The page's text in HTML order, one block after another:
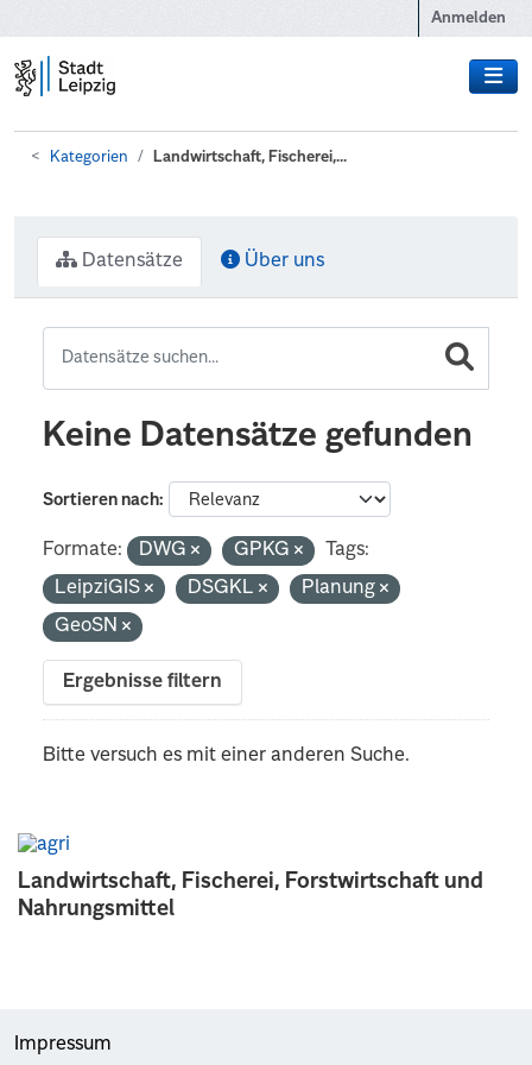
Anmelden
Kategorien Landwirtschaft, Fischerei,...
Landwirtschaft, Fischerei, Forstwirtschaft und
Nahrungsmittel
Datensätze Über uns
Keine Datensätze gefunden
Sortieren nach
Formate: DWG GPKG
Tags:
LeipziGIS
DSGKL
Planung
GeoSN
Ergebnisse filtern
Bitte versuch es mit einer anderen Suche.
Impressum